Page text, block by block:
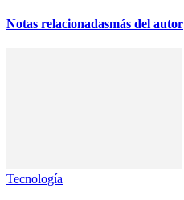
Notas relacionadasmás del autor
Tecnología